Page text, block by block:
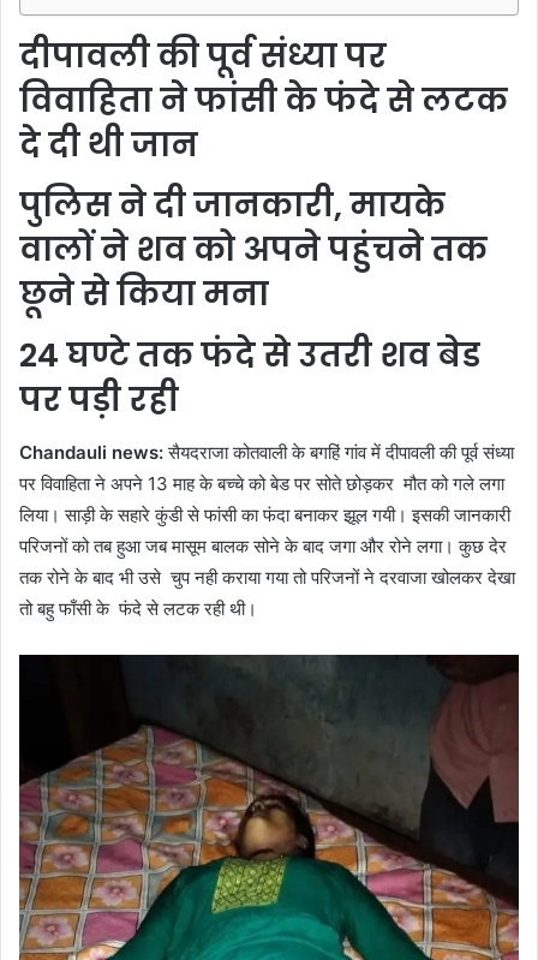
दीपावली की पूर्व संध्या पर
विवाहिता ने फांसी के फंदे से लटक
दे दी थी जान
पुलिस ने दी जानकारी, मायके
वालों ने शव को अपने पहुंचने तक
छूने से किया मना
24 घण्टे तक फंदे से उतरी शव बेड
पर पड़ी रही
Chandauli news:सैयदराजा कोतवाली के बगहिं गांव में दीपावली की पूर्व संध्या
पर विवाहिता ने अपने 13 माह के बच्चे को बेड पर सोते छोड़कर मौत को गले लगा
लिया। साड़ी के सहारे कुंडी से फांसी का फंदा बनाकर झूल गयी। इसकी जानकारी
परिजनों को तब हुआ जब मासूम बालक सोने के बाद जगा और रोने लगा। कुछ देर
तक रोने के बाद भी उसे चुप नही कराया गया तो परिजनों ने दरवाजा खोलकर देखा
तो बहु फाँसी के फंदे से लटक रही थी।